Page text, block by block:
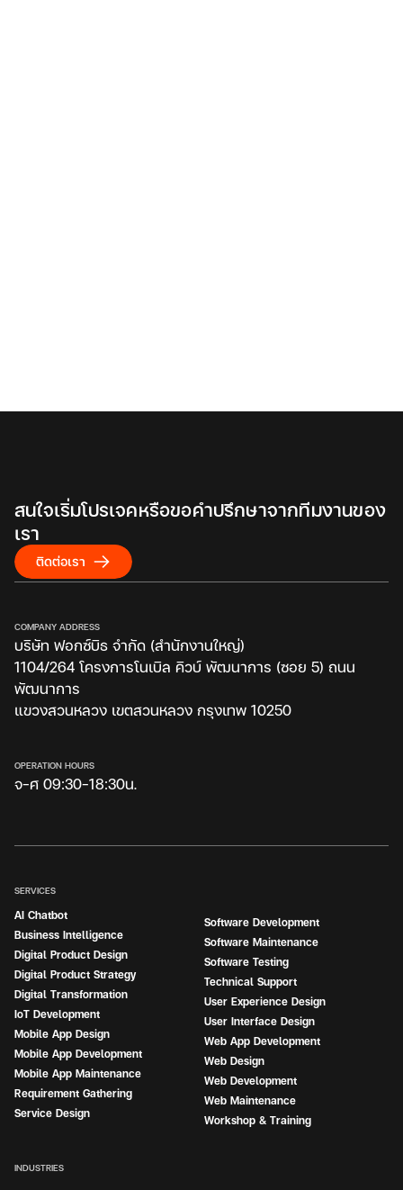
COMPANY ADDRESS
บริษัท ฟอกซ์บิธ จำกัด (สำนักงานใหญ่)
1104/264 โครงการโนเบิล คิวบ์ พัฒนาการ (ซอย 5) ถนน
พัฒนาการ
แขวงสวนหลวง เขตสวนหลวง กรุงเทพ 10250
OPERATION HOURS
จ-ศ 09:30-18:30น.
สนใจเริ่มโปรเจคหรือขอคำปรึกษาจากทีมงานของ
เรา
ติดต่อเรา
SERVICES
AI Chatbot
Business Intelligence
Digital Product Design
Digital Product Strategy
Digital Transformation
IoT Development
Mobile App Design
Mobile App Development
Mobile App Maintenance
Requirement Gathering
Service Design
Software Development
Software Maintenance
Software Testing
Technical Support
User Experience Design
User Interface Design
Web App Development
Web Design
Web Development
Web Maintenance
Workshop & Training
INDUSTRIES